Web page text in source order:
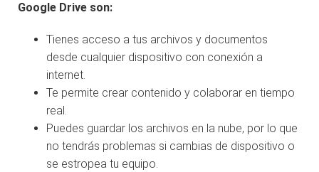
Google Drive son:
Tienes acceso a tus archivos y documentos
desde cualquier dispositivo con conexión a
internet.
Te permite crear contenido y colaborar en tiempo
real.
Puedes guardar los archivos en la nube, por lo que
no tendrás problemas si cambias de dispositivo o
se estropea tu equipo.